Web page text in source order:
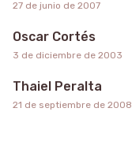
27 de junio de 2007
Oscar Cortés
3 de diciembre de 2003
Thaiel Peralta
21 de septiembre de 2008